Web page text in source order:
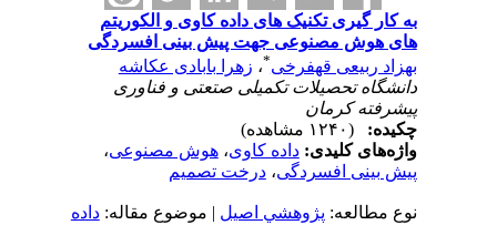
به کار گیری تکنیک های داده کاوی و الکوریتم
های هوش مصنوعی جهت پیش بینی افسردگی
بهزاد ربیعی قهفرخی ،زهرا بابادی عکاشه
دانشگاه تحصیلات تکمیلی صتعتی و فناوری
پیشرفته کرمان
چکیده:
واژه‌های کلیدی:داده کاوی،هوش مصنوعی،
پیش بینی افسردگی،درخت تصمیم
نوع مطالعه:پژوهشي اصیل| موضوع مقاله:داده